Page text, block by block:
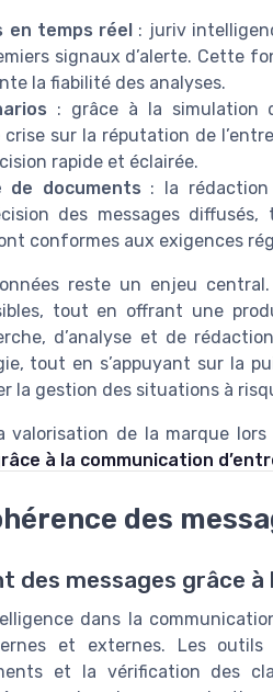
en temps réel : juriv
signaux d’alerte. Cette
la fiabilité des analyses.
: grâce à la simulation
crise sur la réputation de
rapide et éclairée.
de documents : la
des messages
conformes aux exigences
reste un enjeu
tout en offrant une
d’analyse et de
tout en s’appuyant sur la
la gestion des situations à
valorisation de la marque lors
à la communication
des
des messages grâce
dans la
et externes. Les
et la vérification des